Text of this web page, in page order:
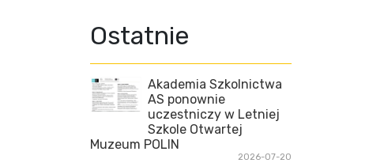
Ostatnie
Akademia Szkolnictwa
AS ponownie
uczestniczy w Letniej
Szkole Otwartej
Muzeum POLIN
2026-07-20